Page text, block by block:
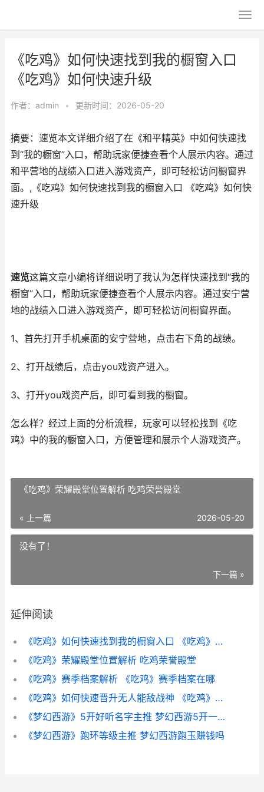
《吃鸡》如何快速找到我的橱窗入口
《吃鸡》如何快速升级
作者： admin • 更新时间：2026-05-20
摘要：速览本文详细介绍了在《和平精英》中如何快速找
到“我的橱窗”入口，帮助玩家便捷查看个人展示内容。通过
和平营地的战绩入口进入游戏资产，即可轻松访问橱窗界
面。,《吃鸡》如何快速找到我的橱窗入口 《吃鸡》如何快
速升级
速览这篇文章小编将详细说明了我认为怎样快速找到“我的
橱窗”入口，帮助玩家便捷查看个人展示内容。通过安宁营
地的战绩入口进入游戏资产，即可轻松访问橱窗界面。
1、首先打开手机桌面的安宁营地，点击右下角的战绩。
2、打开战绩后，点击you戏资产进入。
3、打开you戏资产后，即可看到我的橱窗。
怎么样？经过上面的分析流程，玩家可以轻松找到《吃
鸡》中的我的橱窗入口，方便管理和展示个人游戏资产。
《吃鸡》荣耀殿堂位置解析 吃鸡荣誉殿堂
« 上一篇 2026-05-20
没有了！
下一篇 »
延伸阅读
《吃鸡》如何快速找到我的橱窗入口 《吃鸡》如何快速升级
《吃鸡》荣耀殿堂位置解析 吃鸡荣誉殿堂
《吃鸡》赛季档案解析 《吃鸡》赛季档案在哪
《吃鸡》如何快速晋升无人能敌战神 《吃鸡》如何快速赚钱
《梦幻西游》5开好听名字主推 梦幻西游5开一个月能挣多少钱
《梦幻西游》跑环等级主推 梦幻西游跑玉赚钱吗